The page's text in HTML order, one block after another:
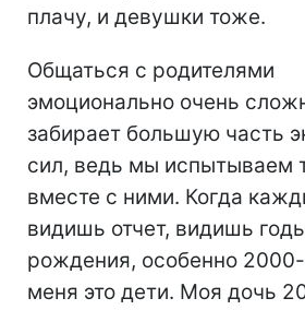
плачу, и девушки тоже.
Общаться с родителями
эмоционально очень
забирает большую часть
сил, ведь мы испытываем
вместе с ними. Когда
видишь отчет, видишь
рождения, особенно
меня это дети. Моя дочь